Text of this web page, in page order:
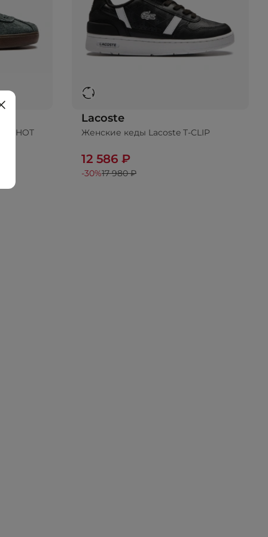
Lacoste
Женские кеды Lacoste T-CLIP
12 586 ₽
-30%17 980 ₽
Добавить в корзину